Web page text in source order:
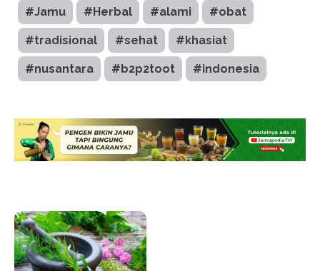
#Jamu #Herbal #alami #obat
#tradisional #sehat #khasiat
#nusantara #b2p2toot #indonesia